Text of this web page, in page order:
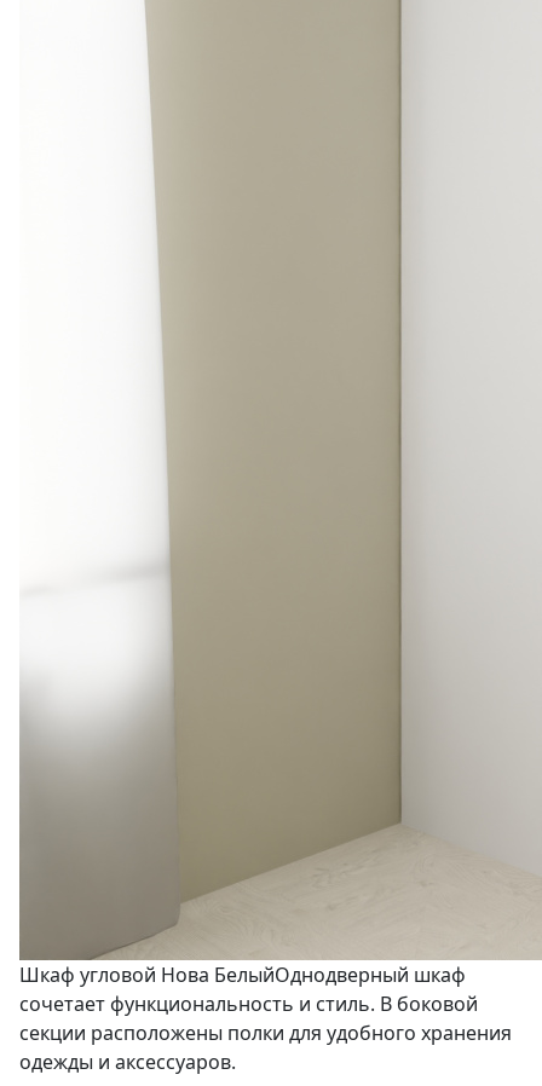
Шкаф угловой Нова БелыйОднодверный шкаф
сочетает функциональность и стиль. В боковой
секции расположены полки для удобного хранения
одежды и аксессуаров.